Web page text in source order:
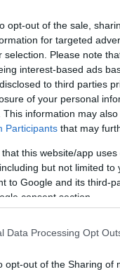
opt-out of the sale,
for targeted
selection. Please note
interest-based ads
to third parties
of your personal
This information may
Participants that may
that this website/app
but not limited
to Google and its third-
consent section.
Data Processing Opt
opt-out of the Sharing of
a este
y
pero también
en un
de las
como forma de
después de
algunos piensan.